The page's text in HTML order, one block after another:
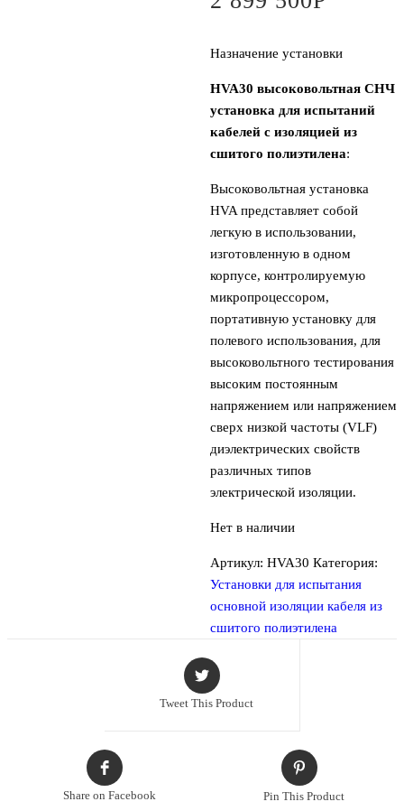
Назначение установки
HVA30 высоковольтная СНЧ
установка для испытаний
кабелей с изоляцией из
сшитого полиэтилена:
Высоковольтная установка
HVA представляет собой
легкую в использовании,
изготовленную в одном
корпусе, контролируемую
микропроцессором,
портативную установку для
полевого использования, для
высоковольтного тестирования
высоким постоянным
напряжением или напряжением
сверх низкой частоты (VLF)
диэлектрических свойств
различных типов
электрической изоляции.
Нет в наличии
Артикул: HVA30 Категория:
Установки для испытания
основной изоляции кабеля из
сшитого полиэтилена
Tweet This Product
Share on Facebook Pin This Product